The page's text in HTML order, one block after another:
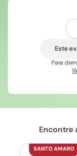
Este
Para
Encontre
SANTO AMARO